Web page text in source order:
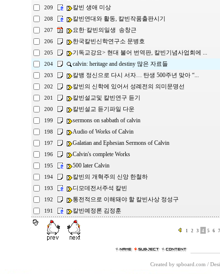
209 칼빈 생애 미상
208 칼빈연대와 활동, 칼빈작품출판시기
207 요한·칼빈의일생 송창근
206 한국칼빈신학연구소 문병호
205 기독교강요> 현대 불어 번역판, 칼빈기념사업회에 ...
204 calvin: heritage and destiny 많은 자료들
203 칼뱅 정신으로 다시 서자… 탄생 500주년 맞아 “...
202 칼빈의 신학에 있어서 성례전의 의미문명선
201 칼빈설교및 칼빈연구 듣기
200 칼빈설교 듣기파일 다운
199 sermons on sabbath of calvin
198 Audio of Works of Calvin
197 Galatian and Ephesian Sermons of Calvin
196 Calvin's complete Works
195 500 later Calvin
194 칼빈의 개혁주의 신앙 한철하
193 디모데전서주석 칼빈
192 통전적으로 이해돼야 할 칼빈사상 정성구
191 칼빈예정론 김정훈
1 2 3 4 5 6 7
Created by spboard.com /